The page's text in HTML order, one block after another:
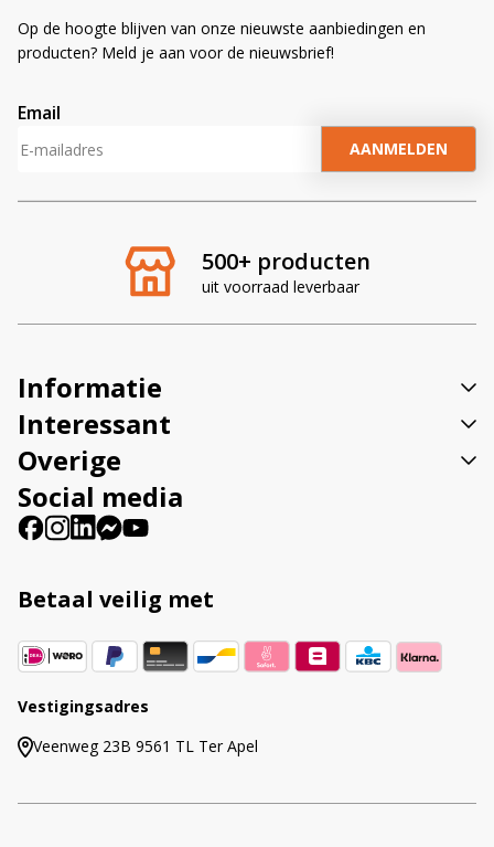
500+ producten
uit voorraad leverbaar
Op de hoogte blijven van onze nieuwste aanbiedingen en
producten? Meld je aan voor de nieuwsbrief!
Email
A
t
:
Informatie
Interessant
Overige
Social media
Betaal veilig met
Vestigingsadres
Veenweg 23B 9561 TL Ter Apel